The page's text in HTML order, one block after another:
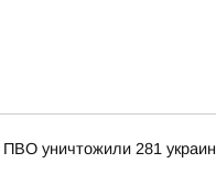
уничтожили 281